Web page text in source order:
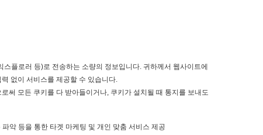
플로러 등)로 전송하는 소량의 정보입니다. 귀하께서 웹사이트에
없이 서비스를 제공할 수 있습니다.
써 모든 쿠키를 다 받아들이거나, 쿠키가 설치될 때 통지를 보내도
악 등을 통한 타겟 마케팅 및 개인 맞춤 서비스 제공